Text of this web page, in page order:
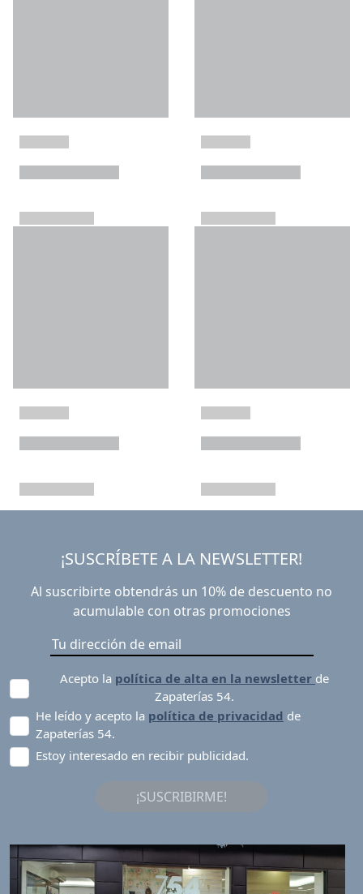
¡SUSCRÍBETE A LA NEWSLETTER!
Al suscribirte obtendrás un 10% de descuento no
acumulable con otras promociones
Acepto la política de alta en la newsletter de
Zapaterías 54.
He leído y acepto la política de privacidad de
Zapaterías 54.
Estoy interesado en recibir publicidad.
¡SUSCRIBIRME!